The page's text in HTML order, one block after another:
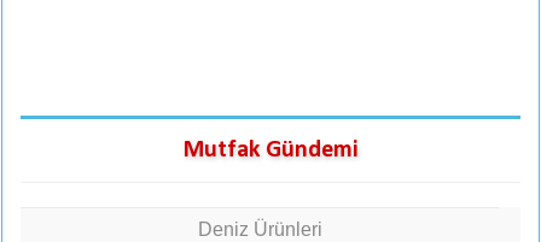
Mutfak Gündemi
Deniz Ürünleri